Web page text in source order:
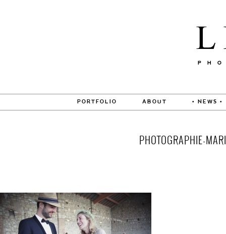
PORTFOLIO ABOUT • NEWS •
PHOTOGRAPHIE-